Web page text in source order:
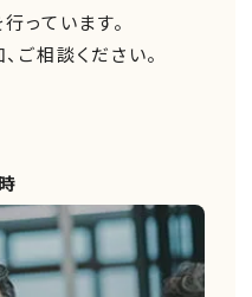
っています。
ご相談ください。